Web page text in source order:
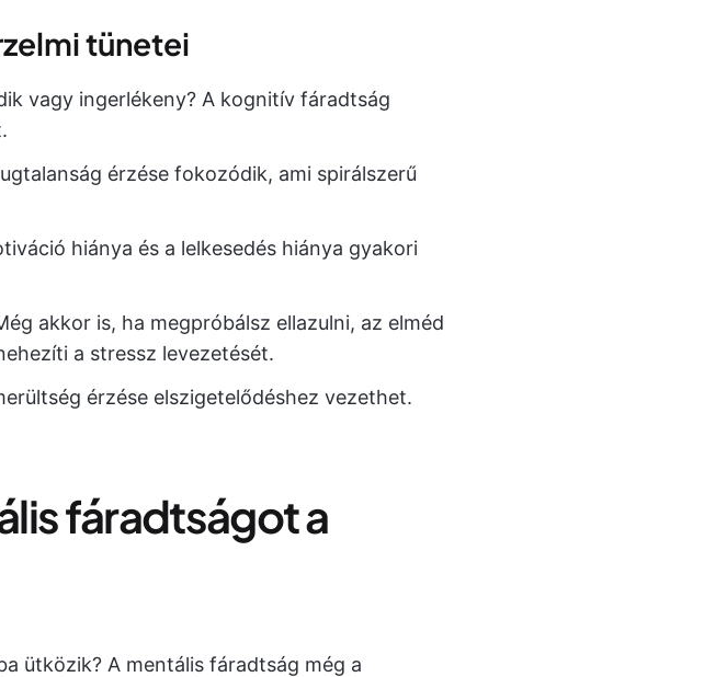
tünetei
vagy ingerlékeny? A kognitív fáradtság
érzése fokozódik, ami spirálszerű
hiánya és a lelkesedés hiánya gyakori
akkor is, ha megpróbálsz ellazulni, az elméd
a stressz levezetését.
érzése elszigetelődéshez vezethet.
fáradtságot a
ütközik? A mentális fáradtság még a